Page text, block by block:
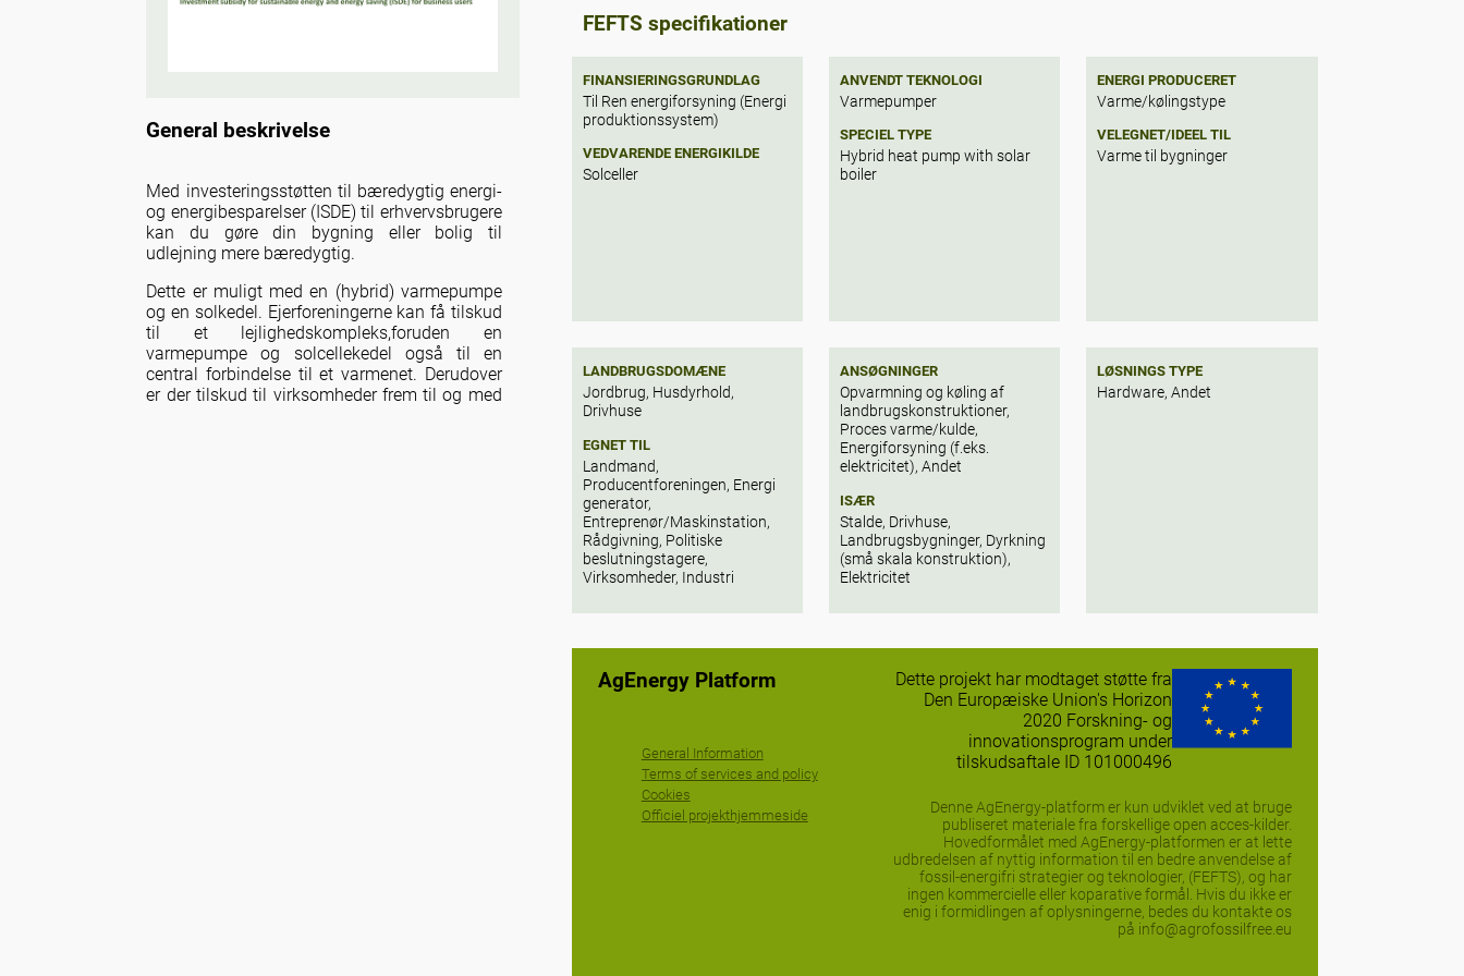
General beskrivelse
Med investeringsstøtten til bæredygtig energi-
og energibesparelser (ISDE) til erhvervsbrugere
kan du gøre din bygning eller bolig til
udlejning mere bæredygtig.
Dette er muligt med en (hybrid) varmepumpe
og en solkedel. Ejerforeningerne kan få tilskud
til et lejlighedskompleks,foruden en
varmepumpe og solcellekedel også til en
central forbindelse til et varmenet. Derudover
er der tilskud til virksomheder frem til og med
FEFTS specifikationer
FINANSIERINGSGRUNDLAG
Til Ren energiforsyning (Energi
produktionssystem)
VEDVARENDE ENERGIKILDE
Solceller
ANVENDT TEKNOLOGI
Varmepumper
SPECIEL TYPE
Hybrid heat pump with solar
boiler
ENERGI PRODUCERET
Varme/kølingstype
VELEGNET/IDEEL TIL
Varme til bygninger
LANDBRUGSDOMÆNE
Jordbrug, Husdyrhold,
Drivhuse
EGNET TIL
Landmand,
Producentforeningen, Energi
generator,
Entreprenør/Maskinstation,
Rådgivning, Politiske
beslutningstagere,
Virksomheder, Industri
ANSØGNINGER
Opvarmning og køling af
landbrugskonstruktioner,
Proces varme/kulde,
Energiforsyning (f.eks.
elektricitet), Andet
ISÆR
Stalde, Drivhuse,
Landbrugsbygninger, Dyrkning
(små skala konstruktion),
Elektricitet
LØSNINGS TYPE
Hardware, Andet
AgEnergy Platform
General Information
Terms of services and policy
Cookies
Officiel projekthjemmeside
Dette projekt har modtaget støtte fra
Den Europæiske Union's Horizon
2020 Forskning- og
innovationsprogram under
tilskudsaftale ID 101000496
Denne AgEnergy-platform er kun udviklet ved at bruge
publiseret materiale fra forskellige open acces-kilder.
Hovedformålet med AgEnergy-platformen er at lette
udbredelsen af nyttig information til en bedre anvendelse af
fossil-energifri strategier og teknologier, (FEFTS), og har
ingen kommercielle eller koparative formål. Hvis du ikke er
enig i formidlingen af oplysningerne, bedes du kontakte os
på info@agrofossilfree.eu